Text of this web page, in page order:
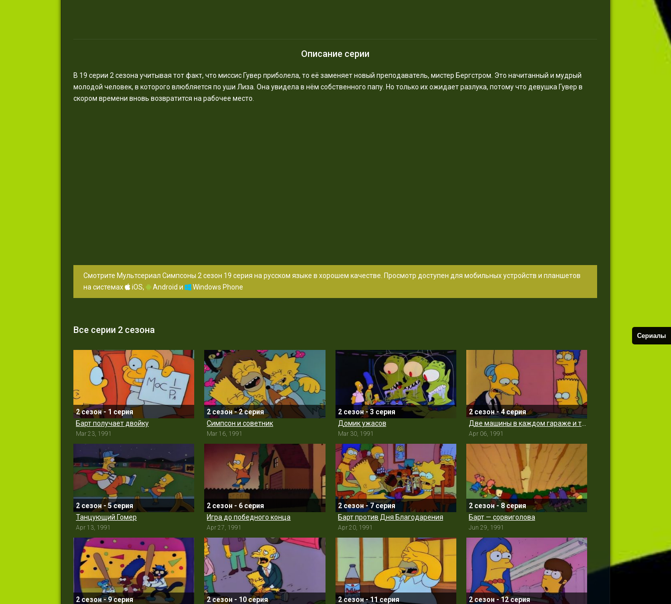
Описание серии
В 19 серии 2 сезона учитывая тот факт, что миссис Гувер приболела, то её заменяет новый преподаватель, мистер Бергстром. Это начитанный и мудрый
молодой человек, в которого влюбляется по уши Лиза. Она увидела в нём собственного папу. Но только их ожидает разлука, потому что девушка Гувер в
скором времени вновь возвратится на рабочее место.
Смотрите Мультсериал Симпсоны 2 сезон 19 серия на русском языке в хорошем качестве. Просмотр доступен для мобильных устройств и планшетов
на системах
iOS, Android и Windows Phone
Все серии 2 сезона
2 сезон - 1 серия
Барт получает двойку
Mar 23, 1991
2 сезон - 2 серия
Симпсон и советник
Mar 16, 1991
2 сезон - 3 серия
Домик ужасов
Mar 30, 1991
2 сезон - 4 серия
Две машины в каждом гараже и три глаза у каждой рыбы
Apr 06, 1991
2 сезон - 5 серия
Танцующий Гомер
Apr 13, 1991
2 сезон - 6 серия
Игра до победного конца
Apr 27, 1991
2 сезон - 7 серия
Барт против Дня Благодарения
Apr 20, 1991
2 сезон - 8 серия
Барт — сорвиголова
Jun 29, 1991
2 сезон - 9 серия
2 сезон - 10 серия
2 сезон - 11 серия
2 сезон - 12 серия
Сериалы